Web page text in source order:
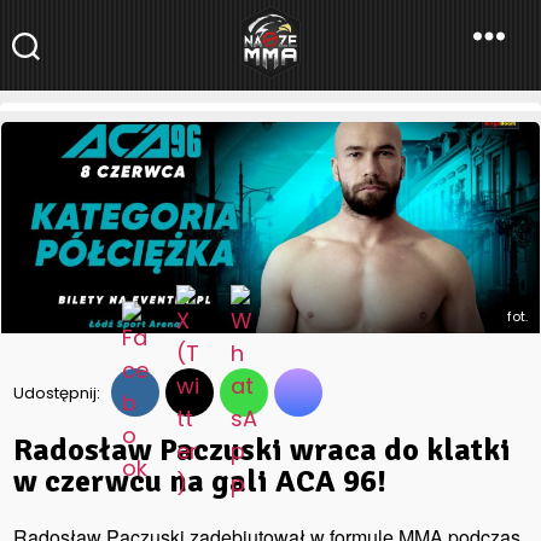
NaszeMMA
NaszeMMA.pl»Radosław Paczuski wraca do klatki w czerwcu
na gali ACA 96!
fot.
Udostępnij:
Radosław Paczuski wraca do klatki
w czerwcu na gali ACA 96!